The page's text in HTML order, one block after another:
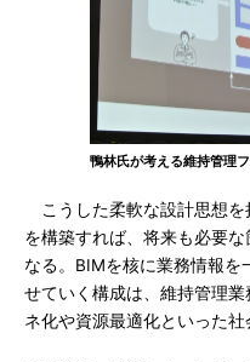
鴨林氏が考える維持管理
こうした柔軟な設計思想を
を構築すれば、将来も必要
なる。BIMを核に業務情報を
せていく構成は、維持管理
ネ化や資源最適化といった社